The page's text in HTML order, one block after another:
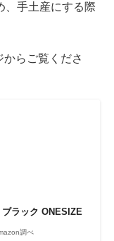
、手土産にする際
らご覧くださ
ラック ONESIZE
調べ